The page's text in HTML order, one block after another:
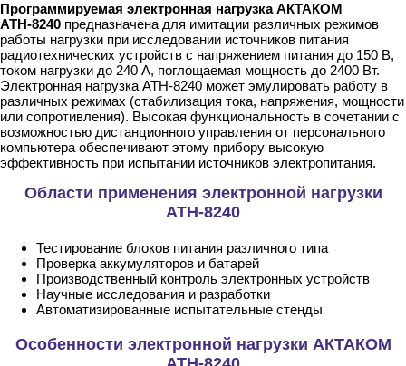
Программируемая электронная нагрузка АКТАКОМ
АТН-8240 предназначена для имитации различных режимов
работы нагрузки при исследовании источников питания
радиотехнических устройств с напряжением питания до 150 В,
током нагрузки до 240 А, поглощаемая мощность до 2400 Вт.
Электронная нагрузка АТН-8240 может эмулировать работу в
различных режимах (стабилизация тока, напряжения, мощности
или сопротивления). Высокая функциональность в сочетании с
возможностью дистанционного управления от персонального
компьютера обеспечивают этому прибору высокую
эффективность при испытании источников электропитания.
Области применения электронной нагрузки
АТН-8240
Тестирование блоков питания различного типа
Проверка аккумуляторов и батарей
Производственный контроль электронных устройств
Научные исследования и разработки
Автоматизированные испытательные стенды
Особенности электронной нагрузки АКТАКОМ